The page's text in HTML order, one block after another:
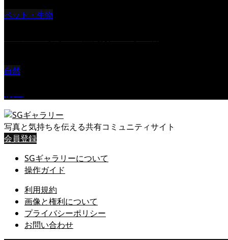
ペット・生物
自然
写真と気持ちを伝える共有コミュニティサイト
会員登録
SGギャラリーについて
操作ガイド
利用規約
画像と権利について
プライバシーポリシー
お問い合わせ